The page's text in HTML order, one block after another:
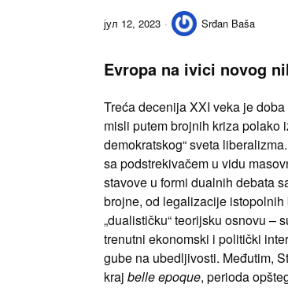
јул 12, 2023 Srđan Baša
Evropa na ivici novog
Treća decenija XXI veka je
misli putem brojnih kriza polako
demokratskog“ sveta
sa podstrekivačem u vidu
stavove u formi dualnih debata
brojne, od legalizacije
„dualističku“ teorijsku osnovu –
trenutni ekonomski i politički
gube na ubedljivosti. Međutim,
kraj belle epoque, perioda